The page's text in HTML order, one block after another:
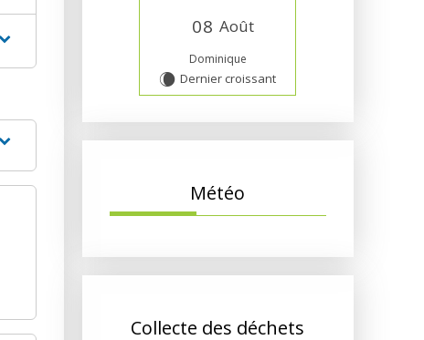
08 Août
Dominique
W Dernier croissant
Météo
Collecte des déchets